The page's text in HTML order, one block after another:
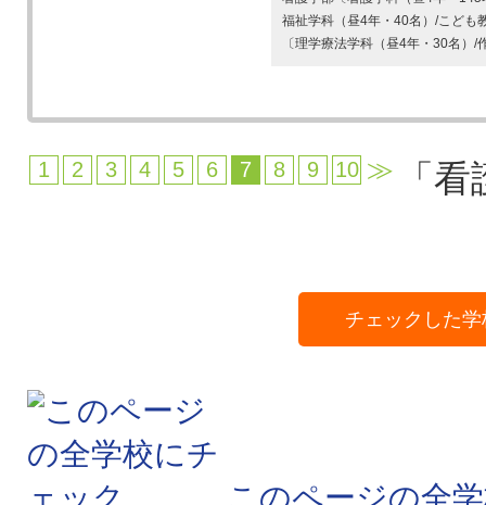
福祉学科（昼4年・40名）/こども
〔理学療法学科（昼4年・30名）/
1 2 3 4 5 6 7 8 9 10 ≫ 「
チェックした
このページの全